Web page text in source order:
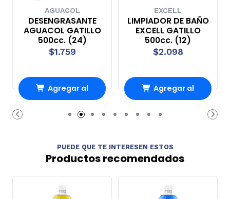
AGUACOL
DESENGRASANTE
AGUACOL GATILLO
500cc. (24)
$1.759
Agregar al
Carro
EXCELL
LIMPIADOR DE BAÑO
EXCELL GATILLO
500cc. (12)
$2.098
Agregar al
Carro
PUEDE QUE TE INTERESEN ESTOS
Productos recomendados